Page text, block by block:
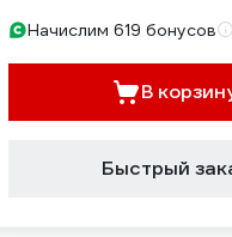
Начислим 619 бонусов
В
Быстрый